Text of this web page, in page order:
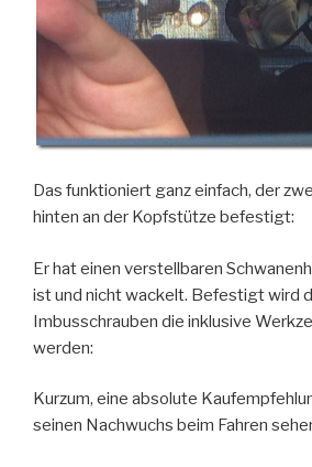
Das funktioniert ganz einfach, der
hinten an der Kopfstütze befestigt:
Er hat einen verstellbaren
ist und nicht wackelt. Befestigt wird
Imbusschrauben die inklusive
werden:
Kurzum, eine absolute
seinen Nachwuchs beim Fahren